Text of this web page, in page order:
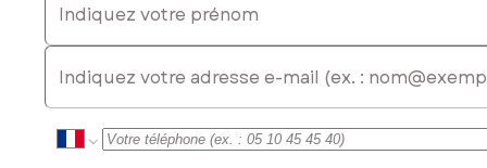
Contactez votre conseiller SAFTI : Amélie BARTHOD, Tél. :
0666645709, E-mail : amelie.barthod@safti.fr - EI - Agent
commercial immatriculé au RSAC de Besançon sous le
numéro 933143240
E-mail